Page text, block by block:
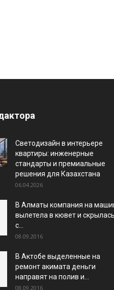
Светодизайн в интерьере
квартиры: инженерные
стандарты и премиальные
решения для Казахстана
06.04.2026
В Алматы компания на
вылетела в кювет и
с...
08.09.2016
В Актобе выделенные на
ремонт акимата деньги
направят на полив и...
08.09.2016